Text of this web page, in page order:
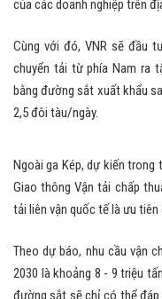
của các doanh nghiệp trên
Cùng với đó, VNR sẽ đầu
chuyển tải từ phía Nam ra
bằng đường sắt xuất khẩu
2,5 đôi tàu/ngày.
Ngoài ga Kép, dự kiến
Giao thông Vận tải chấp
tải liên vận quốc tế là ưu
Theo dự báo, nhu cầu vận
2030 là khoảng 8 - 9 triệu